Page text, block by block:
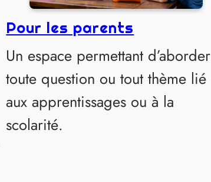
Pour les parents
Un espace permettant d’aborder
toute question ou tout thème lié
aux apprentissages ou à la
scolarité.